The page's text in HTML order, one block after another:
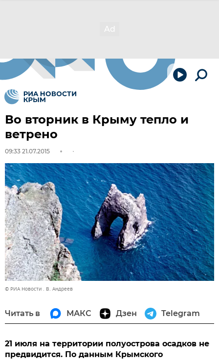
Во вторник в Крыму тепло и
ветрено
09:33 21.07.2015
© РИА Новости . В. Андреев
Читать в МАКС Дзен Telegram
21 июля на территории полуострова осадков не
предвидится. По данным Крымского